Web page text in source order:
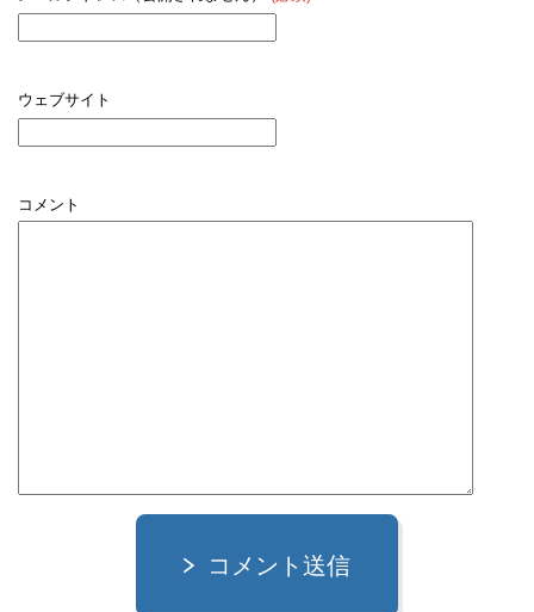
ウェブサイト
コメント
コメント送信